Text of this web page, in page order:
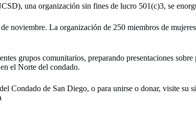
una organización sin fines de lucro 501(c)3, se
noviembre. La organización de 250 miembros de
grupos comunitarios, preparando presentaciones
el Norte del condado.
Condado de San Diego, o para unirse o donar, visite su